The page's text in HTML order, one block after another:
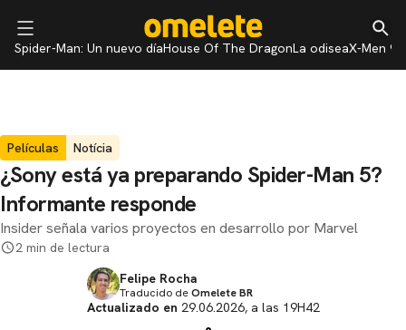
Spider-Man: Un nuevo díaHouse Of The DragonLa odiseaX-Men 97
Películas Notícia
¿Sony está ya preparando Spider-Man 5?
Informante responde
Insider señala varios proyectos en desarrollo por Marvel
2 min de lectura
Felipe Rocha
Traducido deOmelete BR
Actualizado en 29.06.2026, a las 19H42